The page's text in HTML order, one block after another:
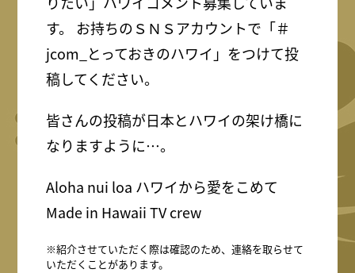
す。 お持ちのＳＮＳアカウントで「＃
jcom_とっておきのハワイ」をつけて投
稿してください。
皆さんの投稿が日本とハワイの架け橋に
なりますように…。
Aloha nui loa ハワイから愛をこめて
Made in Hawaii TV crew
※紹介させていただく際は確認のため、連絡を取らせて
いただくことがあります。